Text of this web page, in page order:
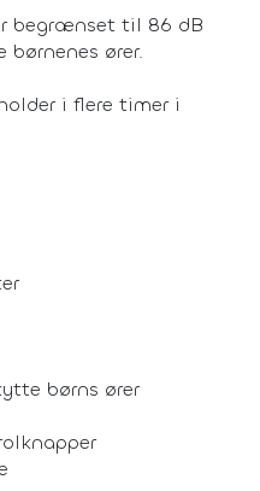
begrænset til 86 dB
ører.
i flere timer i
børns ører